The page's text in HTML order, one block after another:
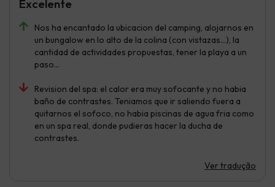
Nos ha encantado la ubicacion del camping, alojarnos en
un bungalow en lo alto de la colina (con vistazas...), la
cantidad de actividades propuestas, tener la playa a un
paso...
Revision del spa: el calor era muy sofocante y no habia
baño de contrastes. Teniamos que ir saliendo fuera a
quitarnos el sofoco, no habia piscinas de agua fria como
en un spa real, donde pudieras hacer la ducha de
contrastes.
Ver tradução
Excelente